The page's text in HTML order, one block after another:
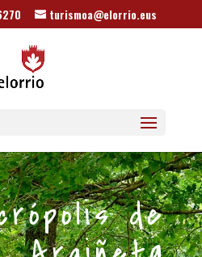
turismoa@elorrio.eus
de